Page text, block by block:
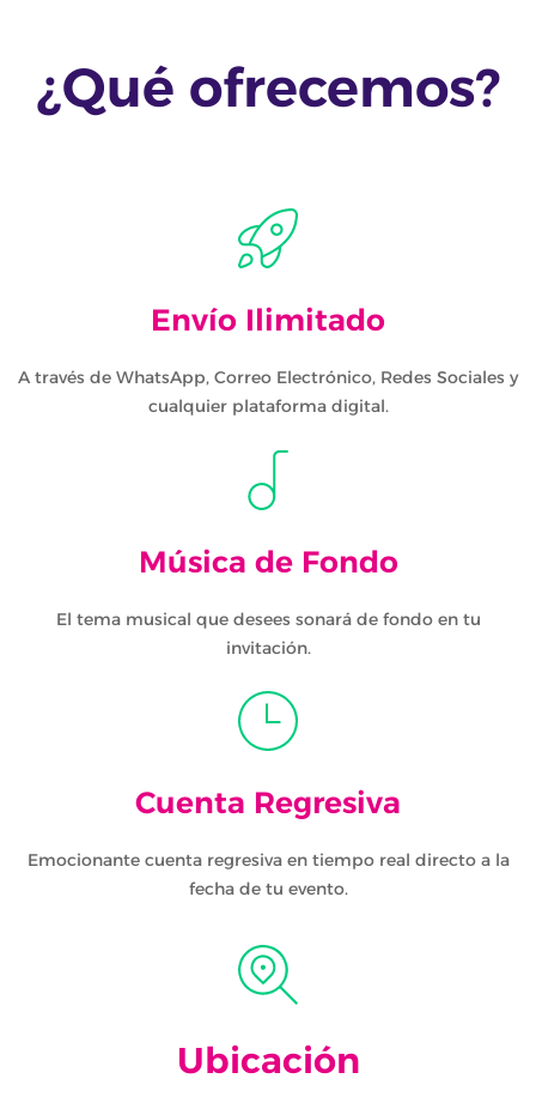
¿Qué ofrecemos?
Envío Ilimitado
A través de WhatsApp, Correo Electrónico, Redes Sociales y
cualquier plataforma digital.
Música de Fondo
El tema musical que desees sonará de fondo en tu
invitación.
Cuenta Regresiva
Emocionante cuenta regresiva en tiempo real directo a la
fecha de tu evento.
Ubicación